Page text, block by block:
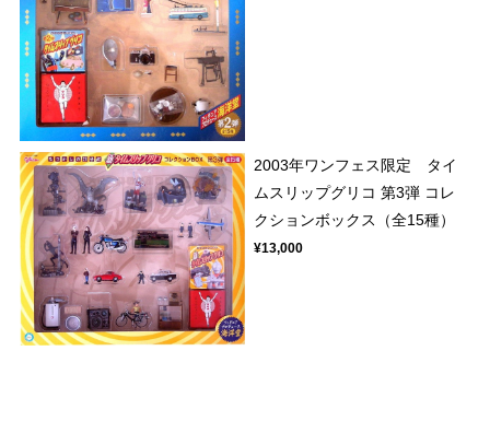
2003年ワンフェス限定 タイ
ムスリップグリコ 第3弾 コレ
クションボックス（全15種）
¥13,000